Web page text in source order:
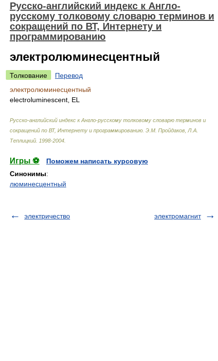
Русско-английский индекс к Англо-
русскому толковому словарю терминов и
сокращений по ВТ, Интернету и
программированию
электролюминесцентный
Толкование
Перевод
электролюминесцентный
electroluminescent, EL
Русско-английский индекс к Англо-русскому толковому словарю терминов и
сокращений по ВТ, Интернету и программированию Э.М. Пройдаков, Л.А.
Теплицкий 1998-2004
Игры ⚽
Поможем написать курсовую
Синонимы:
люминесцентный
электричество электромагнит